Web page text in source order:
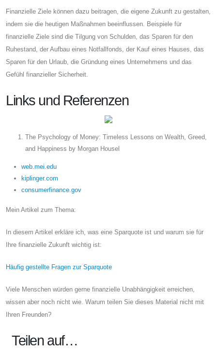
Finanzielle Ziele können dazu beitragen, die eigene Zukunft zu gestalten,
indem sie die heutigen Maßnahmen beeinflussen. Beispiele für
finanzielle Ziele sind die Tilgung von Schulden, das Sparen für den
Ruhestand, der Aufbau eines Notfallfonds, der Kauf eines Hauses, das
Sparen für den Urlaub, die Gründung eines Unternehmens und das
Gefühl finanzieller Sicherheit.
Links und Referenzen
The Psychology of Money: Timeless Lessons on Wealth, Greed,
and Happiness by Morgan Housel
web.mei.edu
kiplinger.com
consumerfinance.gov
Mein Artikel zum Thema:
In diesem Artikel erkläre ich, was eine Sparquote ist und warum sie für
Ihre finanzielle Zukunft wichtig ist:
Häufig gestellte Fragen zur Sparquote
Viele Menschen würden gerne finanzielle Unabhängigkeit erreichen,
wissen aber noch nicht wie. Warum teilen Sie dieses Material nicht mit
Ihren Freunden?
Teilen auf…